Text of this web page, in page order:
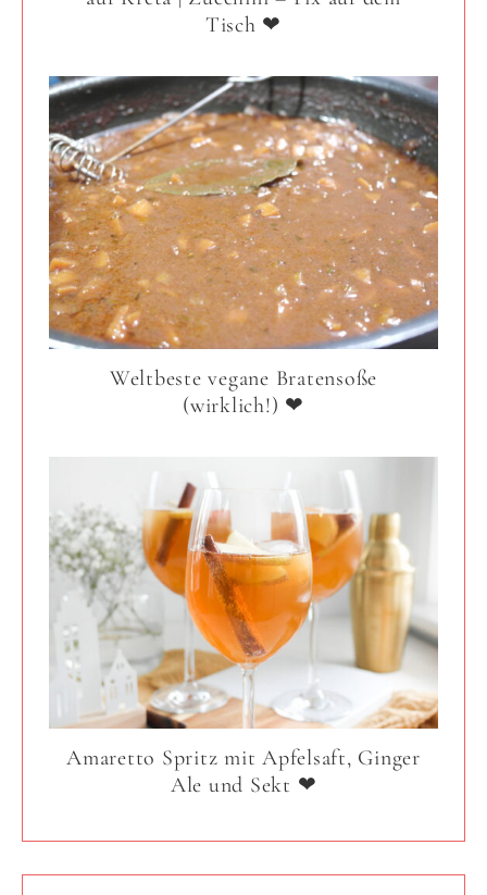
Tisch ❤
Weltbeste vegane Bratensoße
(wirklich!) ❤
Amaretto Spritz mit Apfelsaft, Ginger
Ale und Sekt ❤